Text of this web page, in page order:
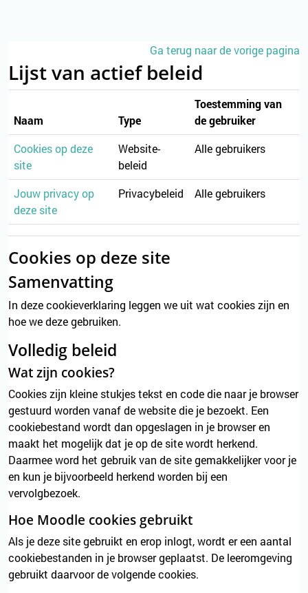
Ga terug naar de vorige pagina
Lijst van actief beleid
Naam Type
Toestemming van
de gebruiker
Cookies op deze
site
Website-
beleid
Alle gebruikers
Jouw privacy op
deze site
Privacybeleid Alle gebruikers
Cookies op deze site
Samenvatting
In deze cookieverklaring leggen we uit wat cookies zijn en
hoe we deze gebruiken.
Volledig beleid
Wat zijn cookies?
Cookies zijn kleine stukjes tekst en code die naar je browser
gestuurd worden vanaf de website die je bezoekt. Een
cookiebestand wordt dan opgeslagen in je browser en
maakt het mogelijk dat je op de site wordt herkend.
Daarmee word het gebruik van de site gemakkelijker voor je
en kun je bijvoorbeeld herkend worden bij een
vervolgbezoek.
Hoe Moodle cookies gebruikt
Als je deze site gebruikt en erop inlogt, wordt er een aantal
cookiebestanden in je browser geplaatst. De leeromgeving
gebruikt daarvoor de volgende cookies.